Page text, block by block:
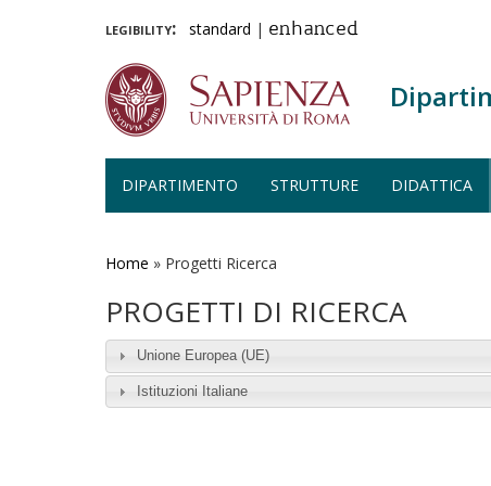
legibility: standard | enhanced
DIPARTIMENTO STRUTTURE DIDATTICA
Home » Progetti Ricerca
PROGETTI DI RICERCA
Unione Europea (UE)
Istituzioni Italiane